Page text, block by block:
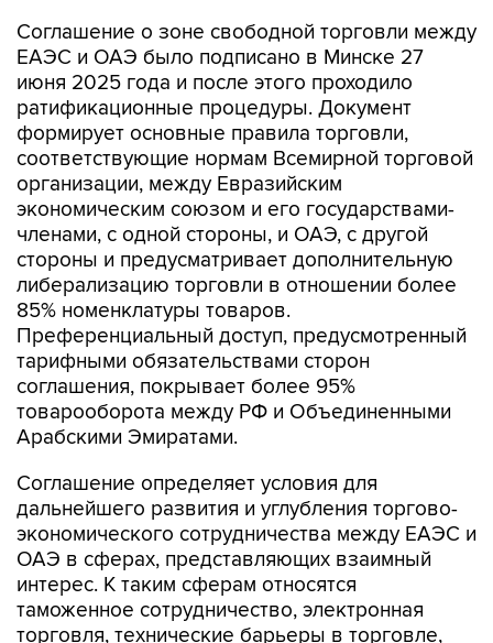
Соглашение о зоне свободной торговли между
ЕАЭС и ОАЭ было подписано в Минске 27
июня 2025 года и после этого проходило
ратификационные процедуры. Документ
формирует основные правила торговли,
соответствующие нормам Всемирной торговой
организации, между Евразийским
экономическим союзом и его государствами-
членами, с одной стороны, и ОАЭ, с другой
стороны и предусматривает дополнительную
либерализацию торговли в отношении более
85% номенклатуры товаров.
Преференциальный доступ, предусмотренный
тарифными обязательствами сторон
соглашения, покрывает более 95%
товарооборота между РФ и Объединенными
Арабскими Эмиратами.
Соглашение определяет условия для
дальнейшего развития и углубления торгово-
экономического сотрудничества между ЕАЭС и
ОАЭ в сферах, представляющих взаимный
интерес. К таким сферам относятся
таможенное сотрудничество, электронная
торговля, технические барьеры в торговле,